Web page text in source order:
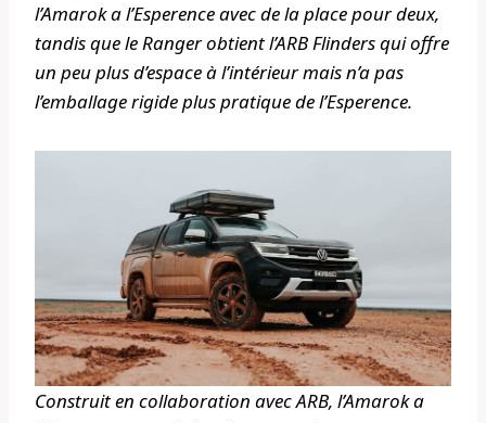
l’Amarok a l’Esperence avec de la place pour deux,
tandis que le Ranger obtient l’ARB Flinders qui offre
un peu plus d’espace à l’intérieur mais n’a pas
l’emballage rigide plus pratique de l’Esperence.
Construit en collaboration avec ARB, l’Amarok a